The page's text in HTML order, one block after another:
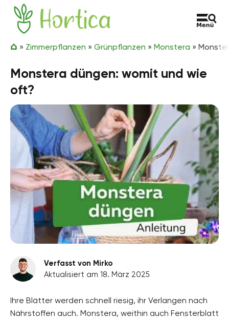
Zum Inhalt springen
Hortica
» Zimmerpflanzen » Grünpflanzen » Monstera »
Monstera düngen: womit und wie
oft?
Verfasst von Mirko
Aktualisiert am 18. März 2025
Ihre Blätter werden schnell riesig, ihr Verlangen nach
Nährstoffen auch. Monstera, weithin auch Fensterblatt